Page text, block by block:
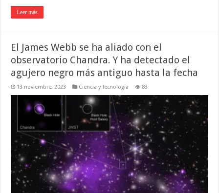
Leer más
El James Webb se ha aliado con el
observatorio Chandra. Y ha detectado el
agujero negro más antiguo hasta la fecha
13 noviembre, 2023 Ciencia y Tecnología 83